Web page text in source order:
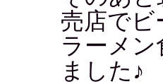
売店でビ
ラーメ
ました♪